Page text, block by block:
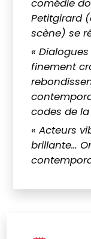
comédie
Petitgirard
scène) se
«
finement
codes de
« Acteurs
brillante…